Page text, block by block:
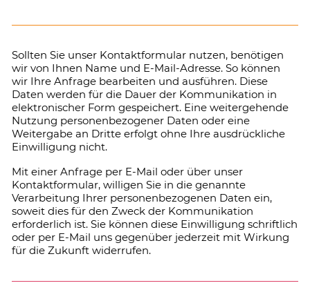
Sollten Sie unser Kontaktformular nutzen, benötigen
wir von Ihnen Name und E-Mail-Adresse. So können
wir Ihre Anfrage bearbeiten und ausführen. Diese
Daten werden für die Dauer der Kommunikation in
elektronischer Form gespeichert. Eine weitergehende
Nutzung personenbezogener Daten oder eine
Weitergabe an Dritte erfolgt ohne Ihre ausdrückliche
Einwilligung nicht.
Mit einer Anfrage per E-Mail oder über unser
Kontaktformular, willigen Sie in die genannte
Verarbeitung Ihrer personenbezogenen Daten ein,
soweit dies für den Zweck der Kommunikation
erforderlich ist. Sie können diese Einwilligung schriftlich
oder per E-Mail uns gegenüber jederzeit mit Wirkung
für die Zukunft widerrufen.